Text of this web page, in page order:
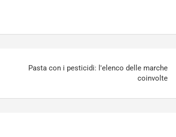
Pasta con i pesticidi: l'elenco delle marche
coinvolte